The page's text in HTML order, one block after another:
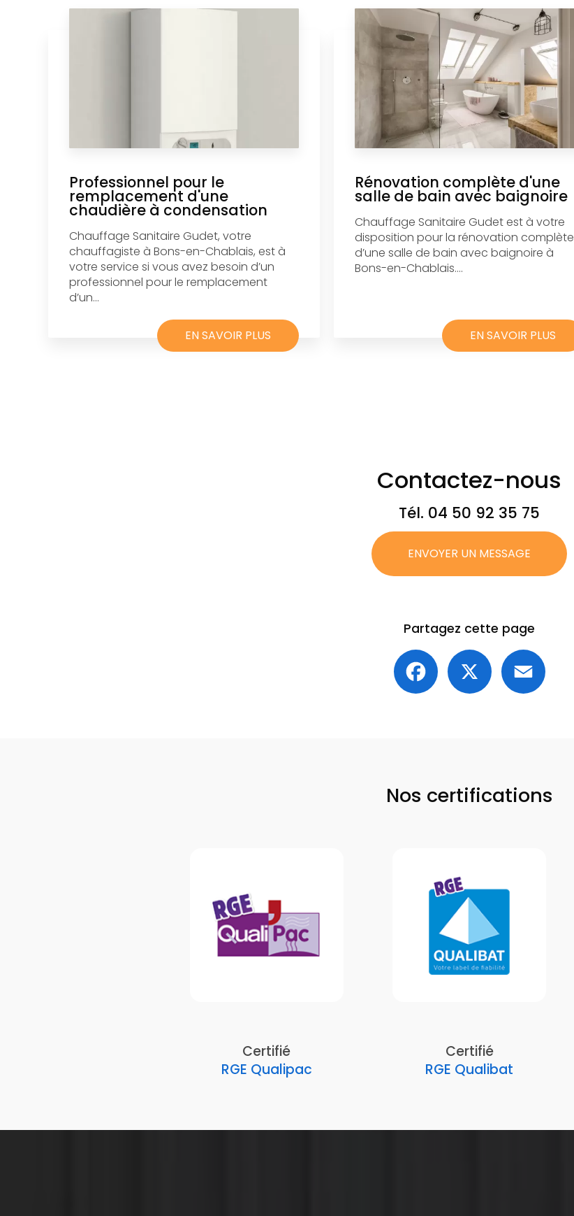
Professionnel pour le
remplacement d'une
chaudière à condensation
Chauffage Sanitaire Gudet, votre
chauffagiste à Bons-en-Chablais, est à
votre service si vous avez besoin d’un
professionnel pour le remplacement
d’un...
EN SAVOIR PLUS
Rénovation complète d'une
salle de bain avec baignoire
Chauffage Sanitaire Gudet est à votre
disposition pour la rénovation complète
d’une salle de bain avec baignoire à
Bons-en-Chablais....
EN SAVOIR PLUS
Contactez-nous
Tél. 04 50 92 35 75
ENVOYER UN MESSAGE
Partagez cette page
Facebook
Nos certifications
Certifié
RGE Qualipac
Certifié
RGE Qualibat